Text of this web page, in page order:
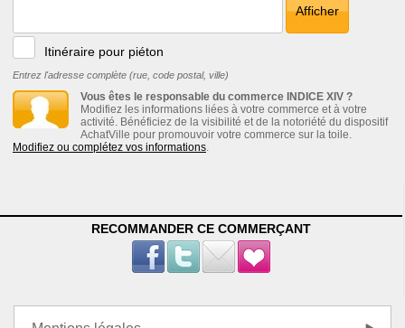
Afficher
Itinéraire pour piéton
Entrez l'adresse complète (rue, code postal, ville)
Vous êtes le responsable du commerce INDICE XIV ?
Modifiez les informations liées à votre commerce et à votre
activité. Bénéficiez de la visibilité et de la notoriété du dispositif
AchatVille pour promouvoir votre commerce sur la toile.
Modifiez ou complétez vos informations.
RECOMMANDER CE COMMERÇANT